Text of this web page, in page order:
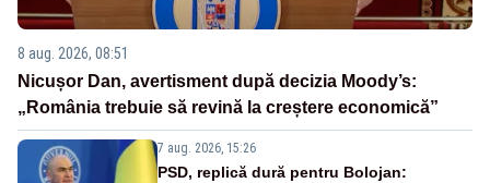
8 aug. 2026, 08:51
Nicușor Dan, avertisment după decizia Moody’s:
„România trebuie să revină la creștere economică”
7 aug. 2026, 15:26
PSD, replică dură pentru Bolojan: